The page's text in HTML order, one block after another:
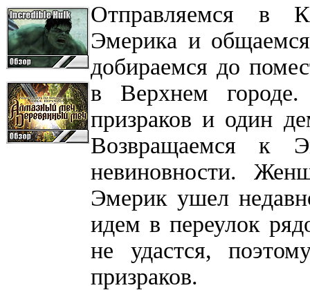
Отправляемся в
Эмерика и
добираемся до
в Верхнем
призраков и один
Возвращаемся к
невиновности.
Эмерик ушел
идем в переулок
не удастся,
призраков.